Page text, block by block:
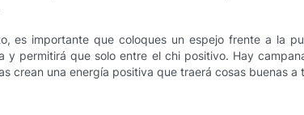
es importante que coloques un espejo frente a la
y permitirá que solo entre el chi positivo. Hay
crean una energía positiva que traerá cosas buenas a